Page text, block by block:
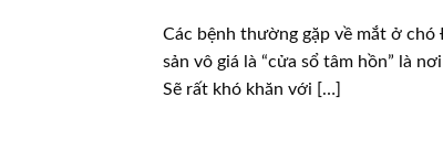
Các bệnh thường gặp về mắt ở
sản vô giá là “cửa sổ tâm hồn” là
Sẽ rất khó khăn với […]